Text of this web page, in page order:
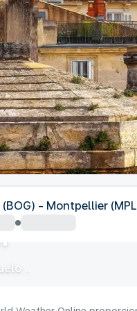
- Montpellier